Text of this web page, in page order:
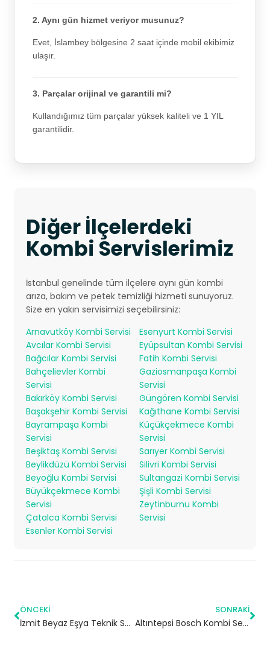
2. Aynı gün hizmet veriyor musunuz?
Evet, İslambey bölgesine 2 saat içinde mobil ekibimiz
ulaşır.
3. Parçalar orijinal ve garantili mi?
Kullandığımız tüm parçalar yüksek kaliteli ve 1 YIL
garantilidir.
Diğer İlçelerdeki
Kombi Servislerimiz
İstanbul genelinde tüm ilçelere aynı gün kombi
arıza, bakım ve petek temizliği hizmeti sunuyoruz.
Size en yakın servisimizi seçebilirsiniz:
Arnavutköy Kombi Servisi
Avcılar Kombi Servisi
Bağcılar Kombi Servisi
Bahçelievler Kombi
Servisi
Bakırköy Kombi Servisi
Başakşehir Kombi Servisi
Bayrampaşa Kombi
Servisi
Beşiktaş Kombi Servisi
Beylikdüzü Kombi Servisi
Beyoğlu Kombi Servisi
Büyükçekmece Kombi
Servisi
Çatalca Kombi Servisi
Esenler Kombi Servisi
Esenyurt Kombi Servisi
Eyüpsultan Kombi Servisi
Fatih Kombi Servisi
Gaziosmanpaşa Kombi
Servisi
Güngören Kombi Servisi
Kağıthane Kombi Servisi
Küçükçekmece Kombi
Servisi
Sarıyer Kombi Servisi
Silivri Kombi Servisi
Sultangazi Kombi Servisi
Şişli Kombi Servisi
Zeytinburnu Kombi
Servisi
ÖNCEKI
İzmit Beyaz Eşya Teknik Servisi
SONRAKI
Altıntepsi Bosch Kombi Servisi – Bayrampaşa Yetkili Servis